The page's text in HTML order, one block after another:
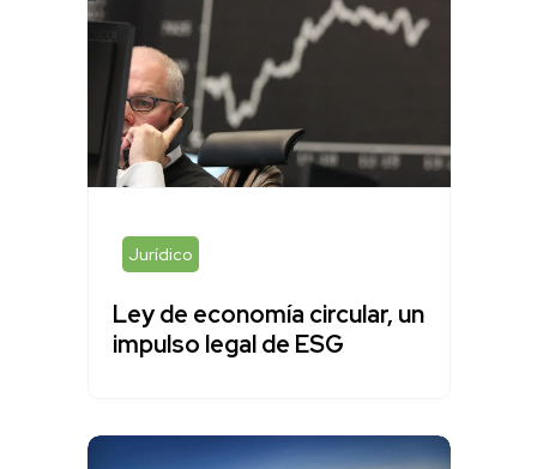
Jurídico
Ley de economía circular, un
impulso legal de ESG